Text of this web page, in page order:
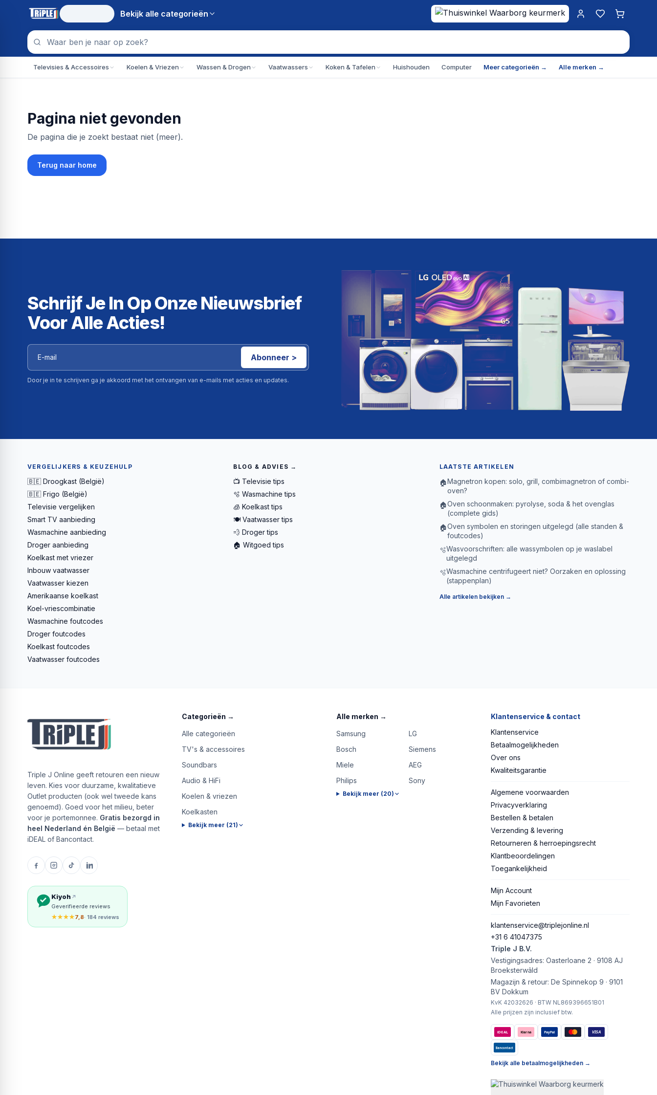
Bekijk alle categorieën
Mijn account
Favorieten
Televisies & Accessoires Koelen & Vriezen Wassen & Drogen Vaatwassers Koken & Tafelen Huishouden Computer Meer categorieën → Alle merken →
Pagina niet gevonden
De pagina die je zoekt bestaat niet (meer).
Terug naar home
Schrijf Je In Op Onze Nieuwsbrief
Voor Alle Acties!
Abonneer >
Door je in te schrijven ga je akkoord met het ontvangen van e-mails met acties en updates.
VERGELIJKERS & KEUZEHULP
🇧🇪 Droogkast (België)
🇧🇪 Frigo (België)
Televisie vergelijken
Smart TV aanbieding
Wasmachine aanbieding
Droger aanbieding
Koelkast met vriezer
Inbouw vaatwasser
Vaatwasser kiezen
Amerikaanse koelkast
Koel-vriescombinatie
Wasmachine foutcodes
Droger foutcodes
Koelkast foutcodes
Vaatwasser foutcodes
BLOG & ADVIES →
📺 Televisie tips
🫧 Wasmachine tips
🧊 Koelkast tips
🍽️ Vaatwasser tips
💨 Droger tips
🏠 Witgoed tips
LAATSTE ARTIKELEN
🏠Magnetron kopen: solo, grill, combimagnetron of combi-
oven?
🏠Oven schoonmaken: pyrolyse, soda & het ovenglas
(complete gids)
🏠Oven symbolen en storingen uitgelegd (alle standen &
foutcodes)
🫧Wasvoorschriften: alle wassymbolen op je waslabel
uitgelegd
🫧Wasmachine centrifugeert niet? Oorzaken en oplossing
(stappenplan)
Alle artikelen bekijken →
Triple J Online geeft retouren een nieuw
leven. Kies voor duurzame, kwalitatieve
Outlet producten (ook wel tweede kans
genoemd). Goed voor het milieu, beter
voor je portemonnee. Gratis bezorgd in
heel Nederland én België — betaal met
iDEAL of Bancontact.
Kiyoh
Geverifieerde reviews
★★★★7,8· 184 reviews
Categorieën →
Alle categorieën
TV's & accessoires
Soundbars
Audio & HiFi
Koelen & vriezen
Koelkasten
Bekijk meer (21)
Alle merken →
Samsung
LG
Bosch
Siemens
Miele
AEG
Philips
Sony
Bekijk meer (20)
Klantenservice & contact
Klantenservice
Betaalmogelijkheden
Over ons
Kwaliteitsgarantie
Algemene voorwaarden
Privacyverklaring
Bestellen & betalen
Verzending & levering
Retourneren & herroepingsrecht
Klantbeoordelingen
Toegankelijkheid
Mijn Account
Mijn Favorieten
klantenservice@triplejonline.nl
+31 6 41047375
Triple J B.V.
Vestigingsadres: Oasterloane 2 · 9108 AJ
Broeksterwâld
Magazijn & retour: De Spinnekop 9 · 9101
BV Dokkum
KvK 42032626 · BTW NL869396651B01
Alle prijzen zijn inclusief btw.
iDEAL Klarna PayPal VISA
Bancontact
Bekijk alle betaalmogelijkheden →